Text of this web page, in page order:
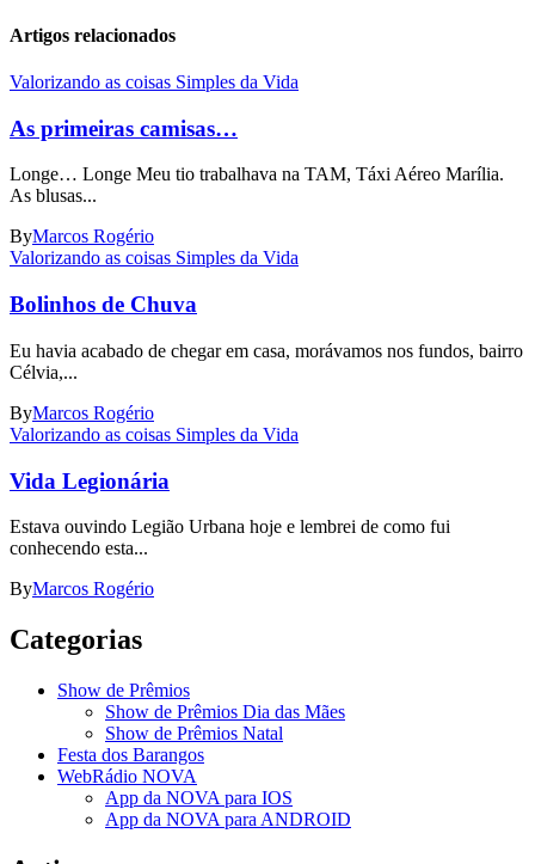
Artigos relacionados
Valorizando as coisas Simples da Vida
As primeiras camisas…
Longe… Longe Meu tio trabalhava na TAM, Táxi Aéreo Marília.
As blusas...
ByMarcos Rogério
Valorizando as coisas Simples da Vida
Bolinhos de Chuva
Eu havia acabado de chegar em casa, morávamos nos fundos, bairro
Célvia,...
ByMarcos Rogério
Valorizando as coisas Simples da Vida
Vida Legionária
Estava ouvindo Legião Urbana hoje e lembrei de como fui
conhecendo esta...
ByMarcos Rogério
Categorias
Show de Prêmios
Show de Prêmios Dia das Mães
Show de Prêmios Natal
Festa dos Barangos
WebRádio NOVA
App da NOVA para IOS
App da NOVA para ANDROID